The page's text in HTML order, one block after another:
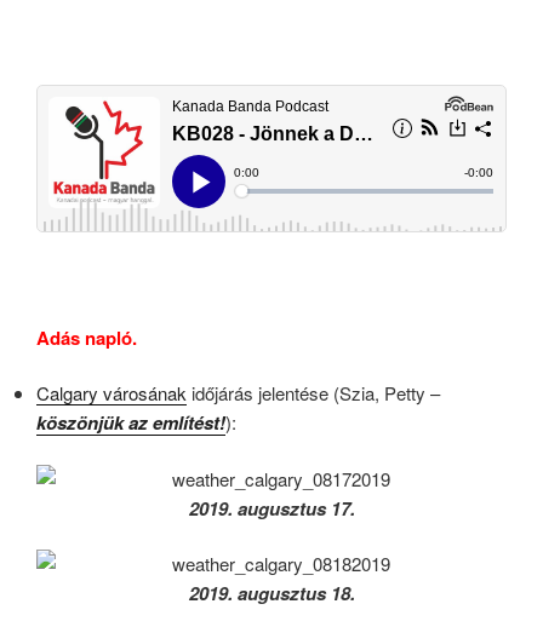
Adás napló.
Calgary városának időjárás jelentése (Szia, Petty –
köszönjük az említést!):
2019. augusztus 17.
2019. augusztus 18.